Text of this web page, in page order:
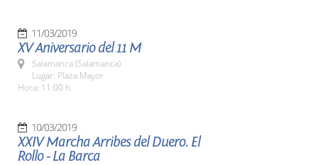
11/03/2019
XV Aniversario del 11 M
Salamanca (Salamanca)
Lugar: Plaza Mayor
Hora: 11:00 h.
10/03/2019
XXIV Marcha Arribes del Duero. El
Rollo - La Barca